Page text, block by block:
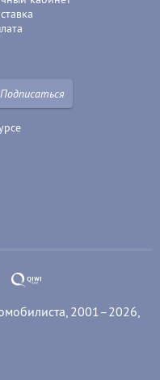
Подписаться
2001–2026,